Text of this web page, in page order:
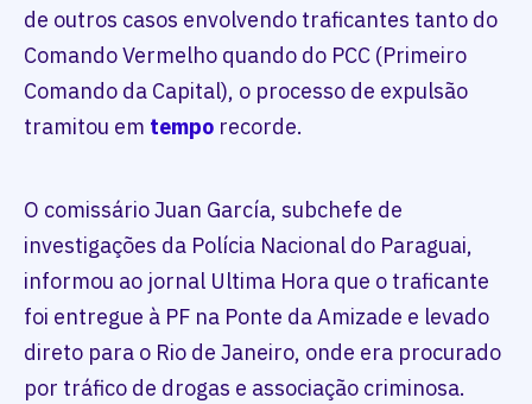
de outros casos envolvendo traficantes tanto do
Comando Vermelho quando do PCC (Primeiro
Comando da Capital), o processo de expulsão
tramitou em tempo recorde.
O comissário Juan García, subchefe de
investigações da Polícia Nacional do Paraguai,
informou ao jornal Ultima Hora que o traficante
foi entregue à PF na Ponte da Amizade e levado
direto para o Rio de Janeiro, onde era procurado
por tráfico de drogas e associação criminosa.